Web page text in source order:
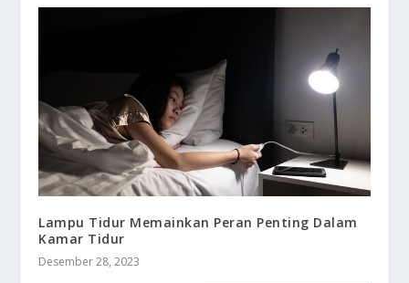
Lampu Tidur Memainkan Peran Penting Dalam
Kamar Tidur
Desember 28, 2023